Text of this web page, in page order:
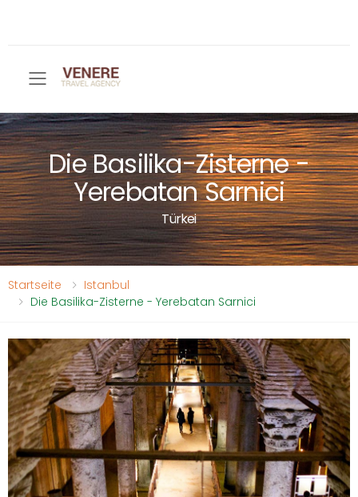
Toggle mobile menu
Die Basilika-Zisterne -
Yerebatan Sarnici
Türkei
Startseite
Istanbul
Die Basilika-Zisterne - Yerebatan Sarnici